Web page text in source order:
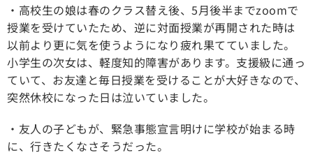
・高校生の娘は春のクラス替え後、5月後半までzoomで
授業を受けていたため、逆に対面授業が再開された時は
以前より更に気を使うようになり疲れ果てていました。
小学生の次女は、軽度知的障害があります。支援級に通っ
ていて、お友達と毎日授業を受けることが大好きなので、
突然休校になった日は泣いていました。
・友人の子どもが、緊急事態宣言明けに学校が始まる時
に、行きたくなさそうだった。